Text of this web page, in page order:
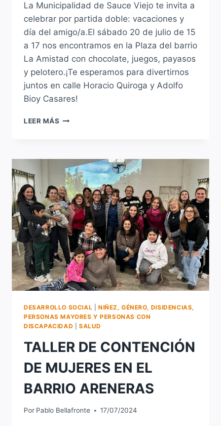
La Municipalidad de Sauce Viejo te invita a
celebrar por partida doble: vacaciones y
día del amigo/a.El sábado 20 de julio de 15
a 17 nos encontramos en la Plaza del barrio
La Amistad con chocolate, juegos, payasos
y pelotero.¡Te esperamos para divertirnos
juntos en calle Horacio Quiroga y Adolfo
Bioy Casares!
LEER MÁS ¡VACACIONES
DIA
DEL
AMIGO/A
EN
PLAZA
LA
AMISTAD!
DESARROLLO SOCIAL
NIÑEZ, GÉNERO, DISIDENCIAS,
PERSONAS MAYORES Y PERSONAS CON
DISCAPACIDAD
SALUD
TALLER DE CONTENCIÓN
DE MUJERES EN EL
BARRIO ARENERAS
Por Pablo Bellafronte 17/07/2024